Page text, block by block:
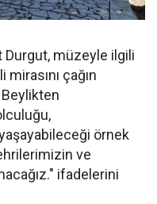
Durgut, müzeyle ilgili
çağın
örnek
ve
ifadelerini